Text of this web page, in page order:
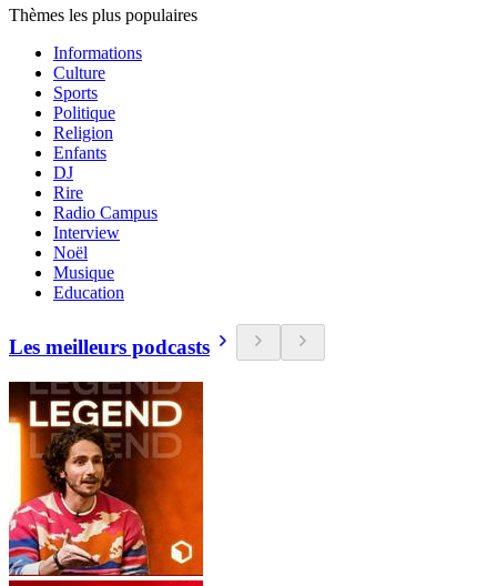
Thèmes les plus populaires
Informations
Culture
Sports
Politique
Religion
Enfants
DJ
Rire
Radio Campus
Interview
Noël
Musique
Education
Les meilleurs podcasts